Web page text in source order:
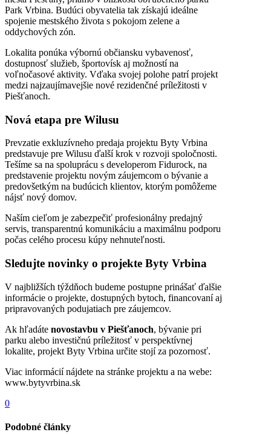
Park Vrbina. Budúci obyvatelia tak získajú ideálne
spojenie mestského života s pokojom zelene a
oddychových zón.
Lokalita ponúka výbornú občiansku vybavenosť,
dostupnosť služieb, športovísk aj možností na
voľnočasové aktivity. Vďaka svojej polohe patrí projekt
medzi najzaujímavejšie nové rezidenčné príležitosti v
Piešťanoch.
Nová etapa pre Wilusu
Prevzatie exkluzívneho predaja projektu Byty Vrbina
predstavuje pre Wilusu ďalší krok v rozvoji spoločnosti.
Tešíme sa na spoluprácu s developerom Fidurock, na
predstavenie projektu novým záujemcom o bývanie a
predovšetkým na budúcich klientov, ktorým pomôžeme
nájsť nový domov.
Naším cieľom je zabezpečiť profesionálny predajný
servis, transparentnú komunikáciu a maximálnu podporu
počas celého procesu kúpy nehnuteľnosti.
Sledujte novinky o projekte Byty Vrbina
V najbližších týždňoch budeme postupne prinášať ďalšie
informácie o projekte, dostupných bytoch, financovaní aj
pripravovaných podujatiach pre záujemcov.
Ak hľadáte novostavbu v Piešťanoch, bývanie pri
parku alebo investičnú príležitosť v perspektívnej
lokalite, projekt Byty Vrbina určite stojí za pozornosť.
Viac informácií nájdete na stránke projektu a na webe:
www.bytyvrbina.sk
0
Podobné články